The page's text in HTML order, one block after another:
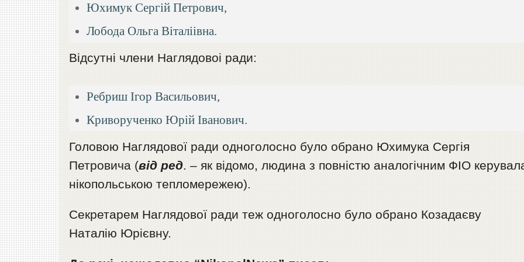
Юхимук Сергiй Петрович,
Лобода Ольга Вiталiiвна.
Вiдсутнi члени Наглядовоi ради:
Ребриш Iгор Васильович,
Криворученко Юрiй Іванович.
Головою Наглядової ради одноголосно було обрано Юхимука Сергія
Петровича (від ред. – як відомо, людина з повністю аналогічним ФІО
нікопольською тепломережею).
Секретарем Наглядової ради теж одноголосно було обрано Козадаєву
Наталію Юрієвну.